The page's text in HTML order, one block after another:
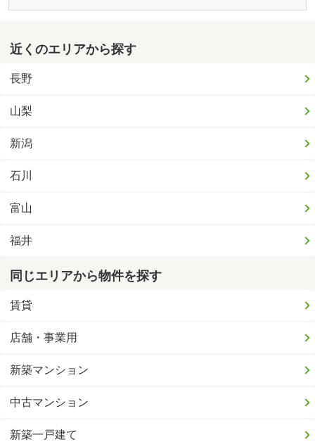
近くのエリアから探す
長野
山梨
新潟
石川
富山
福井
同じエリアから物件を探す
賃貸
店舗・事業用
新築マンション
中古マンション
新築一戸建て